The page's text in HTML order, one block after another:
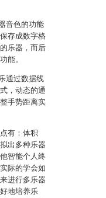
音色的功能
存成数字格
乐器，而后
能。
通过数据线
，动态的通
手势距离实
有：体积
出多种乐器
智能个人终
际的学会如
进行多乐器
地培养乐